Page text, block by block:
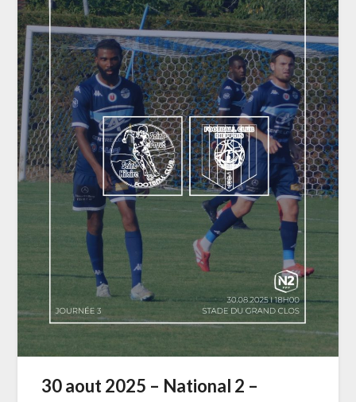
30 aout 2025 – National 2 –